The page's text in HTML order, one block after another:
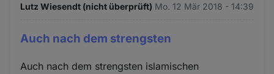
Lutz Wiesendt (nicht überprüft) Mo. 12 Mär 2018 - 14:39
Auch nach dem strengsten
Auch nach dem strengsten islamischen